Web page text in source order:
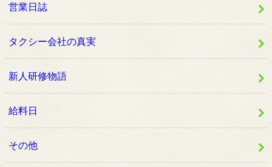
営業日誌
タクシー会社の真実
新人研修物語
給料日
その他